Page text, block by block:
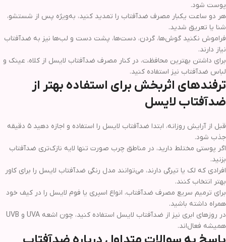
پوست شود.
هر دو ساعت یکبار مصرف ضدآفتاب را تمدید کنید، به‌ویژه پس از شستشو،
شنا یا تعریق شدید.
فراموش نکنید گوش‌ها، گردن، دست‌ها، پشت دست و لب‌ها نیز به ضدآفتاب
نیاز دارند.
برای داشتن بهترین محافظت، در کنار مصرف ضدآفتاب لایسل از کلاه، عینک و
لباس ضدآفتاب نیز استفاده کنید.
ترفندهای اثربخش برای استفاده بهتر از
ضدآفتاب لایسل
قبل از آرایش روزانه، ابتدا ضدآفتاب لایسل را استفاده و اجازه دهید ۵ دقیقه
جذب شود.
اگر پوستی مختلط دارید، در مناطق چرب صورت تنها لایه نازک‌تری ضدآفتاب
بزنید.
افرادی که لک یا تیرگی دارند، می‌توانند مدل رنگی ضدآفتاب لایسل را برای کاور
بهتر انتخاب کنند.
برای ترمیم سریع مصرف ضدآفتاب، انواع اسپری یا فوم لایسل را در کیف خود
همراه داشته باشید.
در روزهای ابری نیز از ضدآفتاب لایسل استفاده کنید، چون اشعه UVA و UVB
همیشه فعال‌اند.